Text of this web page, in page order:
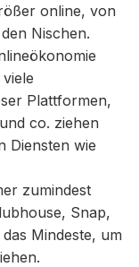
online, von
Nischen.
Plattformen,
co. ziehen
Diensten wie
zumindest
Snap,
Mindeste, um